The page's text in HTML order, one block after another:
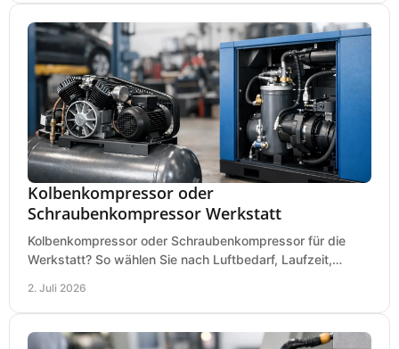
Kolbenkompressor oder
Schraubenkompressor Werkstatt
Kolbenkompressor oder Schraubenkompressor für die
Werkstatt? So wählen Sie nach Luftbedarf, Laufzeit,
2. Juli 2026